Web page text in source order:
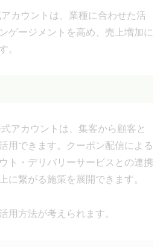
カウントは、業種に合わせた活
ゲージメントを高め、売上増加に
。
アカウントは、集客から顧客と
用できます。クーポン配信による
ト・デリバリーサービスとの連携
に繋がる施策を展開できます。
用方法が考えられます。